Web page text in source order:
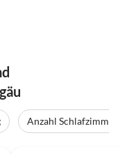
Anzahl Schlafzimmer